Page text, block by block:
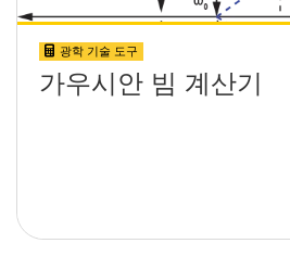
광학 기술 도구
가우시안 빔 계산기